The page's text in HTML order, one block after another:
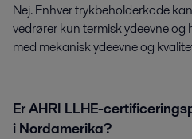
Nej. Enhver trykbeholderkode
vedrører kun termisk ydeevne
med mekanisk ydeevne og
Er AHRI LLHE-
i Nordamerika?